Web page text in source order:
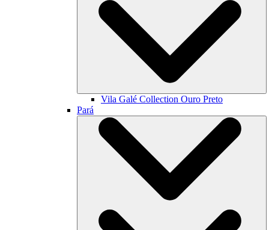
Vila Galé Collection Ouro Preto
Pará